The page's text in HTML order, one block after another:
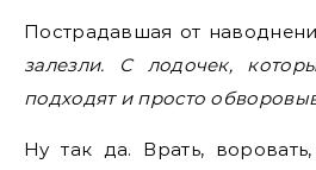
Пострадавшая от
залезли. С лодочек,
подходят и просто
Ну так да. Врать,